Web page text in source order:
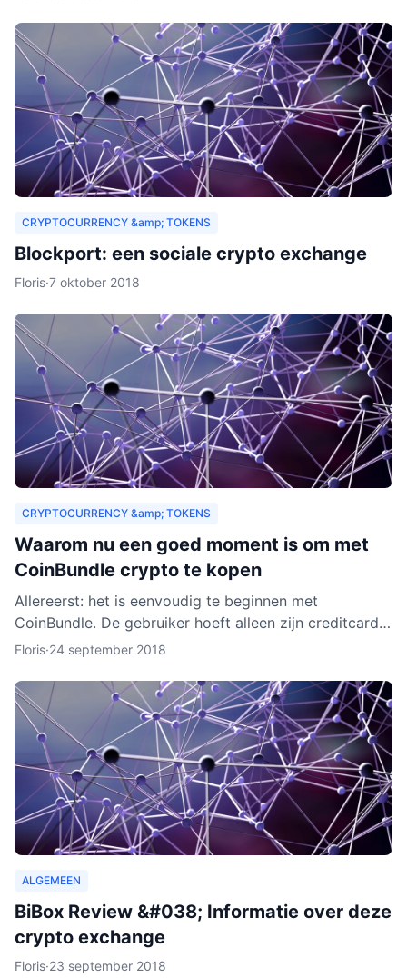
CRYPTOCURRENCY &amp; TOKENS
Blockport: een sociale crypto exchange
Floris·7 oktober 2018
CRYPTOCURRENCY &amp; TOKENS
Waarom nu een goed moment is om met
CoinBundle crypto te kopen
Allereerst: het is eenvoudig te beginnen met
CoinBundle. De gebruiker hoeft alleen zijn creditcard
te gebruiken of bankinformatie op te geven, een paar
Floris·24 september 2018
ALGEMEEN
BiBox Review &#038; Informatie over deze
crypto exchange
Floris·23 september 2018